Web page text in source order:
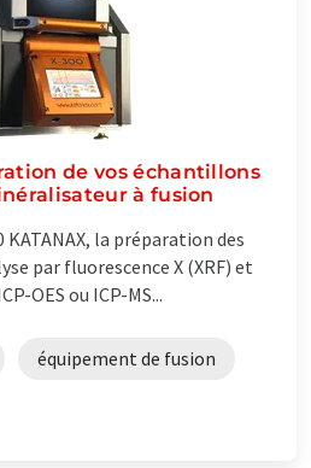
de vos échantillons
à fusion
KATANAX, la préparation des
par fluorescence X (XRF) et
OES ou ICP-MS...
équipement de fusion